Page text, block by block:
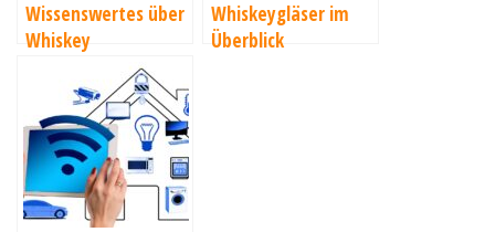
Wissenswertes über
Whiskey
Whiskeygläser im
Überblick